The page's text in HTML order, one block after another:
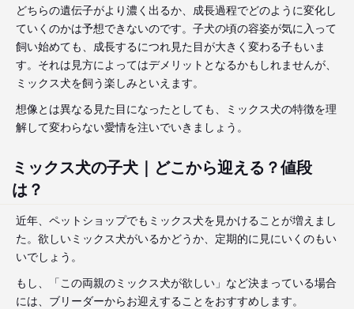
どちらの遺伝子がより濃く出るか、成長過程でどのように変化し
ていくのかは予想できないのです。子犬の頃の容姿が気に入って
飼い始めても、成長するにつれ見た目が大きく変わる子もいま
す。それは見方によってはデメリットとなるかもしれませんが、
ミックス犬を飼う楽しみといえます。
想像とは異なる見た目になったとしても、ミックス犬の特徴を理
解して変わらない愛情を注いでいきましょう。
ミックス犬の子犬｜どこから迎える？値段
は？
近年、ペットショップでもミックス犬を見かけることが増えまし
た。欲しいミックス犬がいるかどうか、定期的に見にいくのもい
いでしょう。
もし、「この両親のミックス犬が欲しい」など決まっている場合
には、ブリーダーからお迎えすることをおすすめします。